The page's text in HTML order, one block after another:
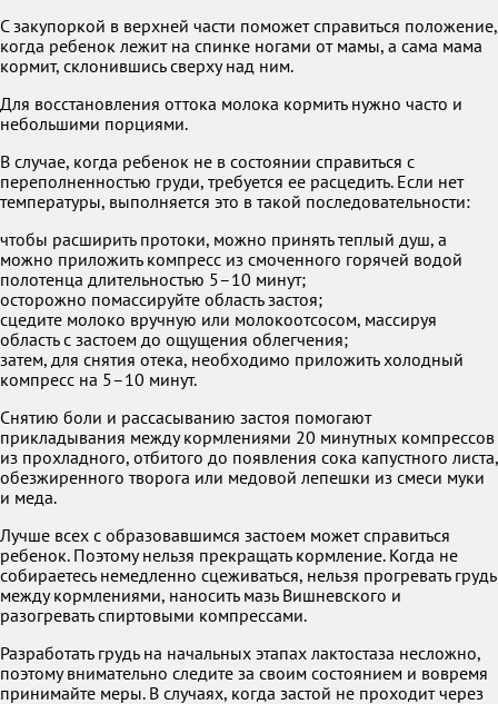
С закупоркой в верхней части поможет справиться положение,
когда ребенок лежит на спинке ногами от мамы, а сама мама
кормит, склонившись сверху над ним.
Для восстановления оттока молока кормить нужно часто и
небольшими порциями.
В случае, когда ребенок не в состоянии справиться с
переполненностью груди, требуется ее расцедить. Если нет
температуры, выполняется это в такой последовательности:
чтобы расширить протоки, можно принять теплый душ, а
можно приложить компресс из смоченного горячей водой
полотенца длительностью 5–10 минут;
осторожно помассируйте область застоя;
сцедите молоко вручную или молокоотсосом, массируя
область с застоем до ощущения облегчения;
затем, для снятия отека, необходимо приложить холодный
компресс на 5–10 минут.
Снятию боли и рассасыванию застоя помогают
прикладывания между кормлениями 20 минутных компрессов
из прохладного, отбитого до появления сока капустного листа,
обезжиренного творога или медовой лепешки из смеси муки
и меда.
Лучше всех с образовавшимся застоем может справиться
ребенок. Поэтому нельзя прекращать кормление. Когда не
собираетесь немедленно сцеживаться, нельзя прогревать грудь
между кормлениями, наносить мазь Вишневского и
разогревать спиртовыми компрессами.
Разработать грудь на начальных этапах лактостаза несложно,
поэтому внимательно следите за своим состоянием и вовремя
принимайте меры. В случаях, когда застой не проходит через